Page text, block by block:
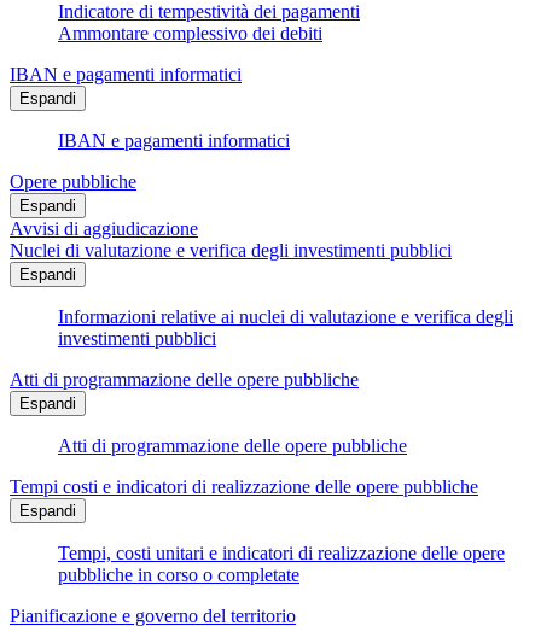
Indicatore di tempestività dei pagamenti
Ammontare complessivo dei debiti
IBAN e pagamenti informatici
Espandi
IBAN e pagamenti informatici
Opere pubbliche
Espandi
Avvisi di aggiudicazione
Nuclei di valutazione e verifica degli investimenti pubblici
Espandi
Informazioni relative ai nuclei di valutazione e verifica degli
investimenti pubblici
Atti di programmazione delle opere pubbliche
Espandi
Atti di programmazione delle opere pubbliche
Tempi costi e indicatori di realizzazione delle opere pubbliche
Espandi
Tempi, costi unitari e indicatori di realizzazione delle opere
pubbliche in corso o completate
Pianificazione e governo del territorio